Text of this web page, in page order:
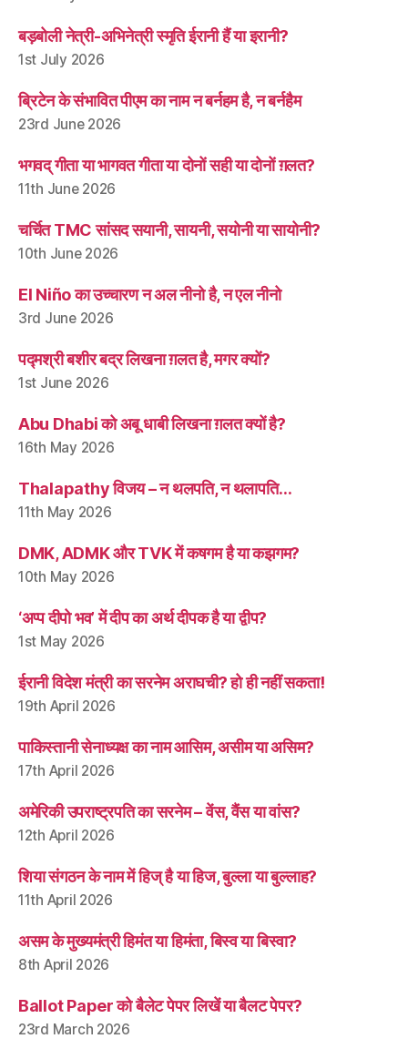
बड़बोली नेत्री-अभिनेत्री स्मृति ईरानी हैं या इरानी?
1st July 2026
ब्रिटेन के संभावित पीएम का नाम न बर्नहम है, न बर्नहैम
23rd June 2026
भगवद् गीता या भागवत गीता या दोनों सही या दोनों ग़लत?
11th June 2026
चर्चित TMC सांसद सयानी, सायनी, सयोनी या सायोनी?
10th June 2026
El Niño का उच्चारण न अल नीनो है, न एल नीनो
3rd June 2026
पद्मश्री बशीर बद्र लिखना ग़लत है, मगर क्यों?
1st June 2026
Abu Dhabi को अबू धाबी लिखना ग़लत क्यों है?
16th May 2026
Thalapathy विजय – न थलपति, न थलापति…
11th May 2026
DMK, ADMK और TVK में कषगम है या कझगम?
10th May 2026
‘अप्प दीपो भव’ में दीप का अर्थ दीपक है या द्वीप?
1st May 2026
ईरानी विदेश मंत्री का सरनेम अराघची? हो ही नहीं सकता!
19th April 2026
पाकिस्तानी सेनाध्यक्ष का नाम आसिम, असीम या असिम?
17th April 2026
अमेरिकी उपराष्ट्रपति का सरनेम – वेंस, वैंस या वांस?
12th April 2026
शिया संगठन के नाम में हिज् है या हिज, बुल्ला या बुल्लाह?
11th April 2026
असम के मुख्यमंत्री हिमंत या हिमंता, बिस्व या बिस्वा?
8th April 2026
Ballot Paper को बैलेट पेपर लिखें या बैलट पेपर?
23rd March 2026